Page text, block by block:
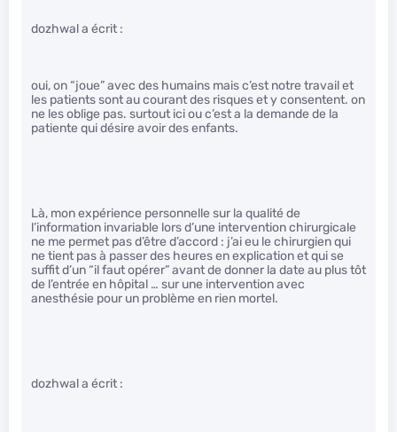
dozhwal a écrit :
oui, on “joue” avec des humains mais c’est notre travail et
les patients sont au courant des risques et y consentent. on
ne les oblige pas. surtout ici ou c’est a la demande de la
patiente qui désire avoir des enfants.
Là, mon expérience personnelle sur la qualité de
l’information invariable lors d’une intervention chirurgicale
ne me permet pas d’être d’accord : j’ai eu le chirurgien qui
ne tient pas à passer des heures en explication et qui se
suffit d’un “il faut opérer” avant de donner la date au plus tôt
de l’entrée en hôpital … sur une intervention avec
anesthésie pour un problème en rien mortel.
dozhwal a écrit :